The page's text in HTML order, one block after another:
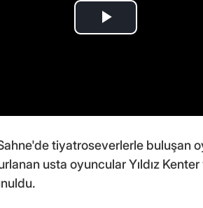
tiyatroseverlerle buluşan
usta oyuncular Yıldız Kenter